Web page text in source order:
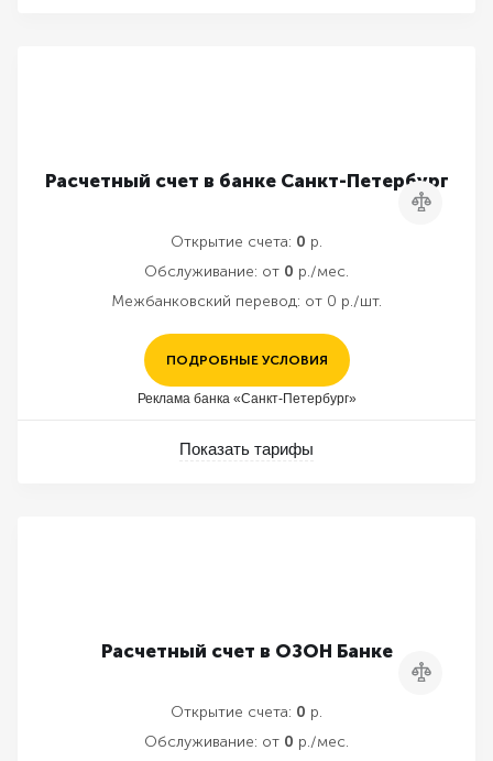
Расчетный счет в банке Санкт-Петербург
Сравнить
Открытие счета: 0 р.
Обслуживание: от 0 р./мес.
Межбанковский перевод: от 0 р./шт.
ПОДРОБНЫЕ УСЛОВИЯ
Реклама банка «Санкт-Петербург»
Показать тарифы
Расчетный счет в ОЗОН Банке
Сравнить
Открытие счета: 0 р.
Обслуживание: от 0 р./мес.